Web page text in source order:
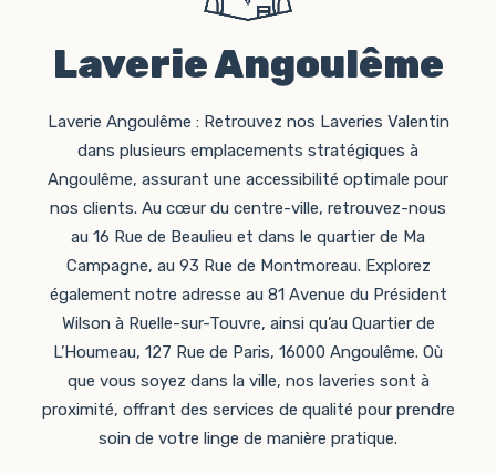
Laverie Angoulême
Laverie Angoulême : Retrouvez nos Laveries Valentin
dans plusieurs emplacements stratégiques à
Angoulême, assurant une accessibilité optimale pour
nos clients. Au cœur du centre-ville, retrouvez-nous
au 16 Rue de Beaulieu et dans le quartier de Ma
Campagne, au 93 Rue de Montmoreau. Explorez
également notre adresse au 81 Avenue du Président
Wilson à Ruelle-sur-Touvre, ainsi qu’au Quartier de
L’Houmeau, 127 Rue de Paris, 16000 Angoulême. Où
que vous soyez dans la ville, nos laveries sont à
proximité, offrant des services de qualité pour prendre
soin de votre linge de manière pratique.